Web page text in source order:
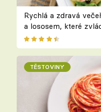
Rychlá a zdravá
a lososem, které
TĚSTOVINY